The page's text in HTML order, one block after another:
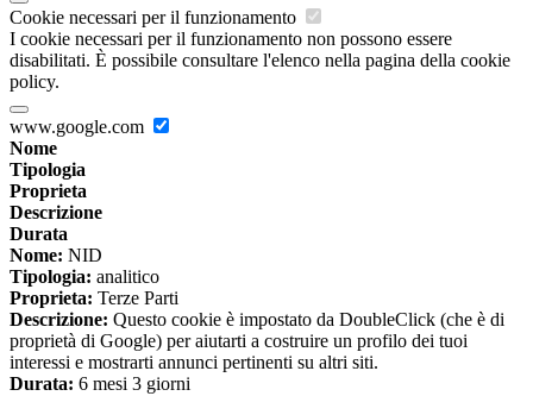
Cookie necessari per il funzionamento
I cookie necessari per il funzionamento non possono essere
disabilitati. È possibile consultare l'elenco nella pagina della cookie
policy.
www.google.com
Nome
Tipologia
Proprieta
Descrizione
Durata
Nome: NID
Tipologia: analitico
Proprieta: Terze Parti
Descrizione: Questo cookie è impostato da DoubleClick (che è di
proprietà di Google) per aiutarti a costruire un profilo dei tuoi
interessi e mostrarti annunci pertinenti su altri siti.
Durata: 6 mesi 3 giorni